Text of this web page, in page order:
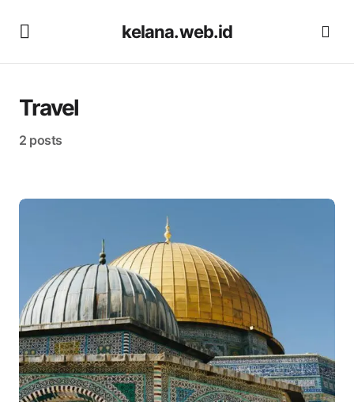
kelana.web.id
Travel
2 posts